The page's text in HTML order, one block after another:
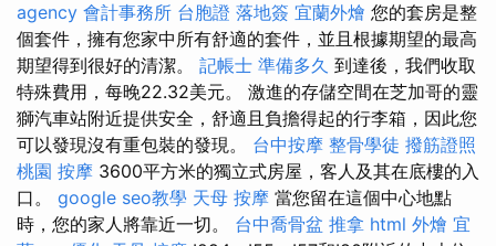
agency 會計事務所 台胞證 落地簽 宜蘭外燴 您的套房是整
個套件，擁有您家中所有舒適的套件，並且根據期望的最高
期望得到很好的清潔。 記帳士 準備多久 到達後，我們收取
特殊費用，每晚22.32美元。 激進的存儲空間在芝加哥的靈
獅汽車站附近提供安全，舒適且負擔得起的行李箱，因此您
可以發現沒有重包裝的發現。 台中按摩 整骨學徒 撥筋證照
桃園 按摩 3600平方米的獨立式房屋，客人及其在底樓的入
口。 google seo教學 天母 按摩 當您留在這個中心地點
時，您的家人將靠近一切。 台中喬骨盆 推拿 html 外燴 宜